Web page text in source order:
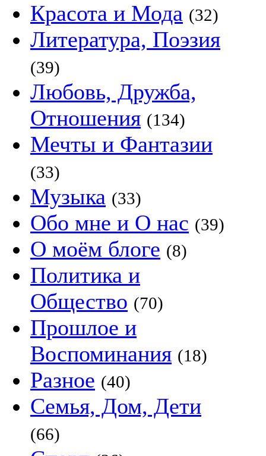
Красота и Мода (32)
Литература, Поэзия
(39)
Любовь, Дружба,
Отношения (134)
Мечты и Фантазии
(33)
Музыка (33)
Обо мне и О нас (39)
О моём блоге (8)
Политика и
Общество (70)
Прошлое и
Воспоминания (18)
Разное (40)
Семья, Дом, Дети
(66)